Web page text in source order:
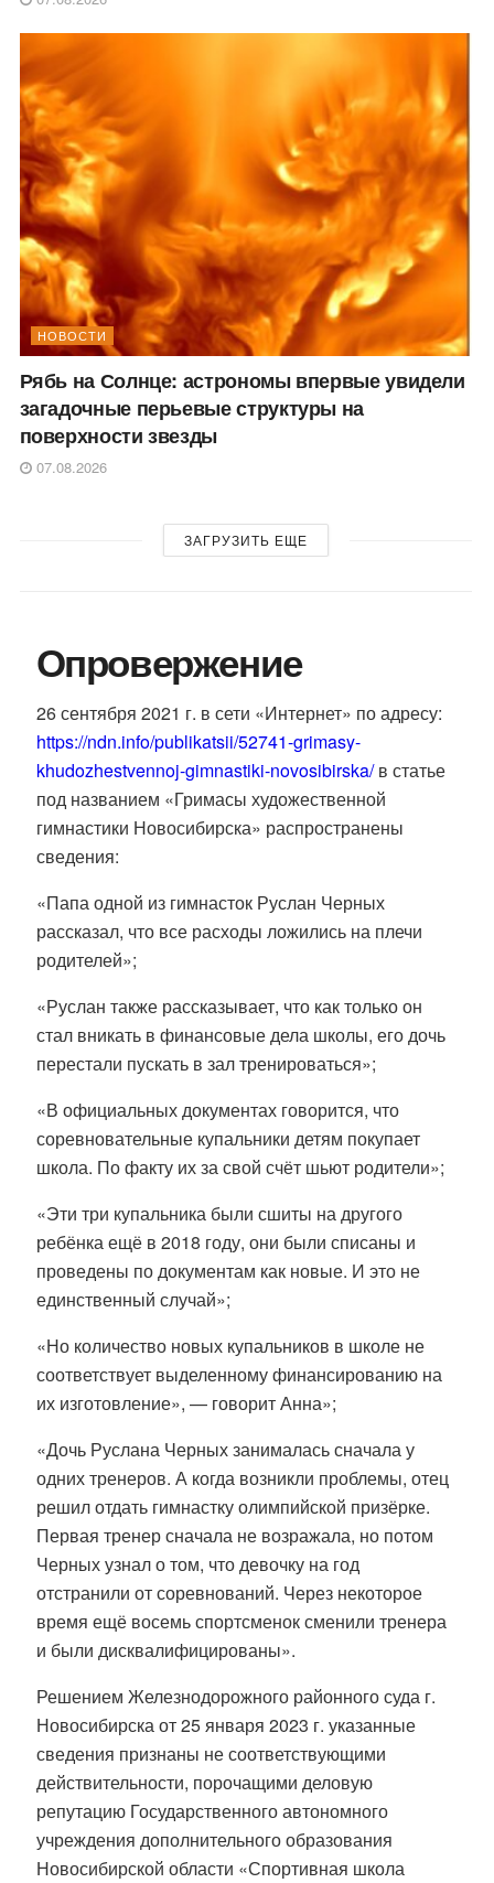
НОВОСТИ
Рябь на Солнце: астрономы впервые увидели
загадочные перьевые структуры на
поверхности звезды
07.08.2026
ЗАГРУЗИТЬ ЕЩЕ
Опровержение
26 сентября 2021 г. в сети «Интернет» по адресу:
https://ndn.info/publikatsii/52741-grimasy-
khudozhestvennoj-gimnastiki-novosibirska/в статье
под названием «Гримасы художественной
гимнастики Новосибирска» распространены
сведения:
«Папа одной из гимнасток Руслан Черных
рассказал, что все расходы ложились на плечи
родителей»;
«Руслан также рассказывает, что как только он
стал вникать в финансовые дела школы, его дочь
перестали пускать в зал тренироваться»;
«В официальных документах говорится, что
соревновательные купальники детям покупает
школа. По факту их за свой счёт шьют родители»;
«Эти три купальника были сшиты на другого
ребёнка ещё в 2018 году, они были списаны и
проведены по документам как новые. И это не
единственный случай»;
«Но количество новых купальников в школе не
соответствует выделенному финансированию на
их изготовление», — говорит Анна»;
«Дочь Руслана Черных занималась сначала у
одних тренеров. А когда возникли проблемы, отец
решил отдать гимнастку олимпийской призёрке.
Первая тренер сначала не возражала, но потом
Черных узнал о том, что девочку на год
отстранили от соревнований. Через некоторое
время ещё восемь спортсменок сменили тренера
и были дисквалифицированы».
Решением Железнодорожного районного суда г.
Новосибирска от 25 января 2023 г. указанные
сведения признаны не соответствующими
действительности, порочащими деловую
репутацию Государственного автономного
учреждения дополнительного образования
Новосибирской области «Спортивная школа